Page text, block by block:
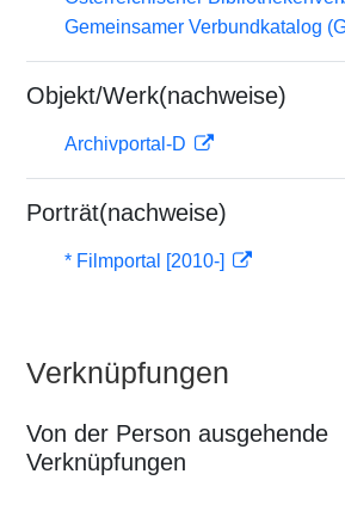
Gemeinsamer Verbundkatalog
Objekt/Werk(nachweise)
Archivportal-D
Porträt(nachweise)
* Filmportal [2010-]
Verknüpfungen
Von der Person ausgehende
Verknüpfungen